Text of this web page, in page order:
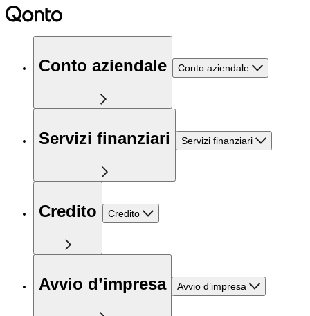
Conto aziendale Conto aziendale
Servizi finanziari Servizi finanziari
Credito Credito
Avvio d’impresa Avvio d’impresa